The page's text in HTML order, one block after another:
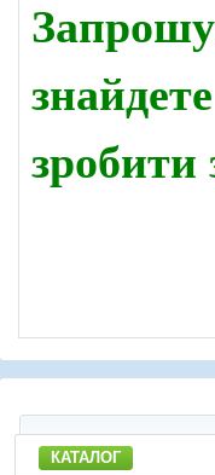
зробити
КАТАЛОГ